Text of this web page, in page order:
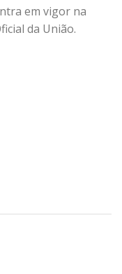
em vigor na
da União.